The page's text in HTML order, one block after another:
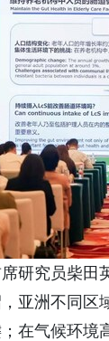
研究员柴田
亚洲不同区
在气候环境